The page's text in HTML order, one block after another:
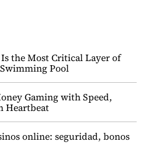
the Most Critical Layer of
Pool
Gaming with Speed,
Heartbeat
online: seguridad, bonos